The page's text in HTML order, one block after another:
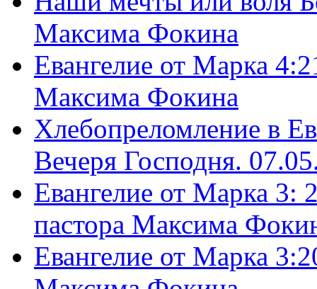
Максима Фокина
Евангелие от Марка
Максима Фокина
Хлебопреломление в
Вечеря Господня.
Евангелие от Марка 3:
пастора Максима
Евангелие от Марка